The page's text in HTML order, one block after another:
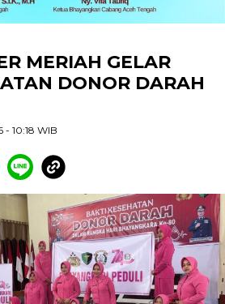
MERIAH GELAR
DONOR DARAH
10:18 WIB